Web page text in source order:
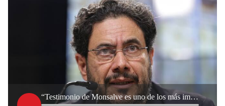
“Testimonio de Monsalve es uno de los más importantes”: senador Iván Cepeda sobre caso Uribe